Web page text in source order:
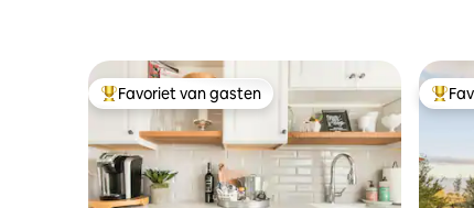
Topfavoriet van gasten
Favoriet van gasten